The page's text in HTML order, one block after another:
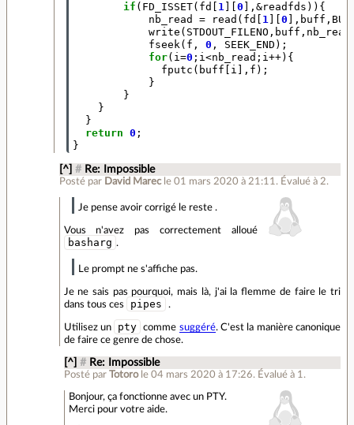
if ( FD_ISSET( fd 1 ][0 ],&readfds )){
nb_read
= read ( fd 1 ][0 ], buff ,
write ( STDOUT_FILENO , buff , nb_read
fseek( f , 0 , SEEK_END );
for( i=0 ; i<nb_read ; i++){
fputc ( buff i ], f );
}
}
}
}
return
0 ;
}
[^] # Re: Impossible
Posté par David Marec le 01 mars 2020 à 21:11 . Évalué à 2.
Je pense avoir corrigé le reste .
Vous n'avez pas correctement alloué
basharg .
Le prompt ne s'affiche pas.
Je ne sais pas pourquoi, mais là, j'ai la flemme de faire le tri
dans tous ces
pipes .
Utilisez un pty comme suggéré. C'est la manière canonique
de faire ce genre de chose.
[^] # Re: Impossible
Posté par Totoro le 04 mars 2020 à 17:26. Évalué à 1 .
Bonjour, ça fonctionne avec un PTY.
Merci pour votre aide.